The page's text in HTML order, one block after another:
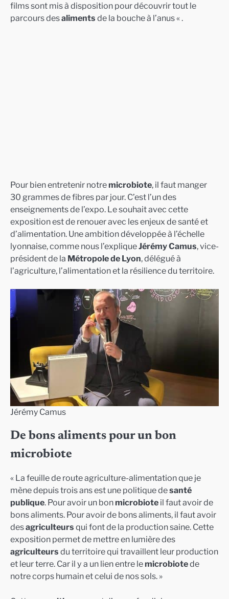
films sont mis à disposition pour découvrir tout le
parcours desaliments de la bouche à l’anus « .
Pour bien entretenir notre microbiote, il faut manger
30 grammes de fibres par jour. C’est l’un des
enseignements de l’expo. Le souhait avec cette
exposition est de renouer avec les enjeux de santé et
d’alimentation. Une ambition développée à l’échelle
lyonnaise, comme nous l’expliqueJérémy Camus, vice-
président de la Métropole de Lyon, délégué à
l’agriculture, l’alimentation et la résilience du territoire.
Jérémy Camus
De bons aliments pour un bon
microbiote
« La feuille de route agriculture-alimentation que je
mène depuis trois ans est une politique desanté
publique. Pour avoir un bon microbiote il faut avoir de
bons aliments. Pour avoir de bons aliments, il faut avoir
desagriculteurs qui font de la production saine. Cette
exposition permet de mettre en lumière des
agriculteurs du territoire qui travaillent leur production
et leur terre. Car il y a un lien entre le microbiotede
notre corps humain et celui de nos sols. »